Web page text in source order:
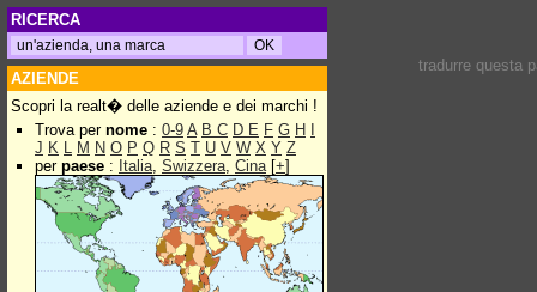
RICERCA
AZIENDE
Scopri la realt� delle aziende e dei marchi !
Trova per nome : 0-9 A B C D E F G H
J K L M N O P Q R S T U V W X Y Z
per paese : Italia, Swizzera, Cina[+]
tradurre questa